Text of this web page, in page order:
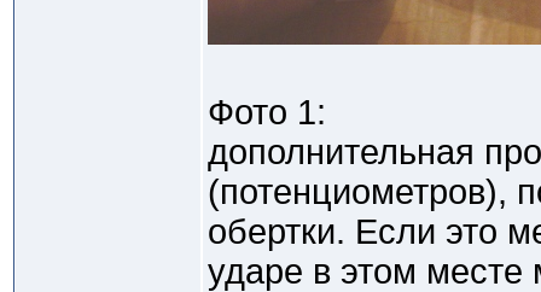
Фото 1:
дополнительная
(потенциометров),
обертки. Если это
ударе в этом месте